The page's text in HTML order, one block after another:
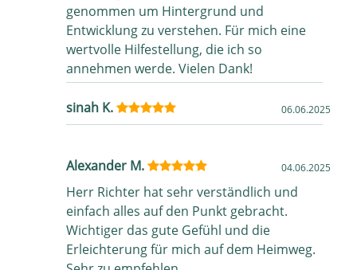
genommen um Hintergrund und
Entwicklung zu verstehen. Für mich eine
wertvolle Hilfestellung, die ich so
annehmen werde. Vielen Dank!
sinah K. 06.06.2025
Alexander M. 04.06.2025
Herr Richter hat sehr verständlich und
einfach alles auf den Punkt gebracht.
Wichtiger das gute Gefühl und die
Erleichterung für mich auf dem Heimweg.